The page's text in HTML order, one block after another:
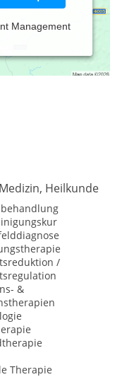
Management
Pferdepraxis
Heilkunde
/
&
Therapie